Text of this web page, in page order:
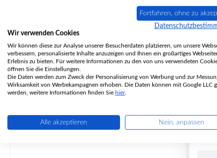
Fortfahren, ohne zu
Wir verwenden Cookies
Wir können diese zur Analyse unserer Besucherdaten platzieren, um unsere
verbessern, personalisierte Inhalte anzuzeigen und Ihnen ein großartiges
Erlebnis zu bieten. Für weitere Informationen zu den von uns verwendeten
öffnen Sie die Einstellungen.
Die Daten werden zum Zweck der Personalisierung von Werbung und zur
Wirksamkeit von Werbekampagnen erhoben. Die Daten können mit Google LLC
werden, weitere Informationen finden Sie hier.
Alle akzeptieren Nein, anpassen